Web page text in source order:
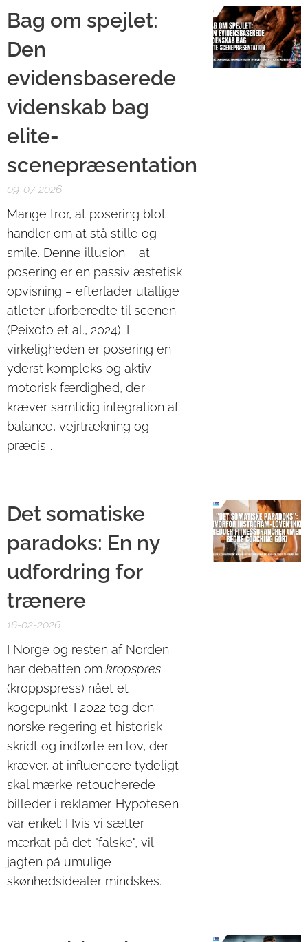
Bag om spejlet:
Den
evidensbaserede
videnskab bag
elite-
scenepræsentation
09-07-2026
Mange tror, at posering blot
handler om at stå stille og
smile. Denne illusion – at
posering er en passiv æstetisk
opvisning – efterlader utallige
atleter uforberedte til scenen
(Peixoto et al., 2024). I
virkeligheden er posering en
yderst kompleks og aktiv
motorisk færdighed, der
kræver samtidig integration af
balance, vejrtrækning og
præcis...
Det somatiske
paradoks: En ny
udfordring for
trænere
16-02-2026
I Norge og resten af Norden
har debatten om kropspres
(kroppspress) nået et
kogepunkt. I 2022 tog den
norske regering et historisk
skridt og indførte en lov, der
kræver, at influencere tydeligt
skal mærke retoucherede
billeder i reklamer. Hypotesen
var enkel: Hvis vi sætter
mærkat på det "falske", vil
jagten på umulige
skønhedsidealer mindskes.